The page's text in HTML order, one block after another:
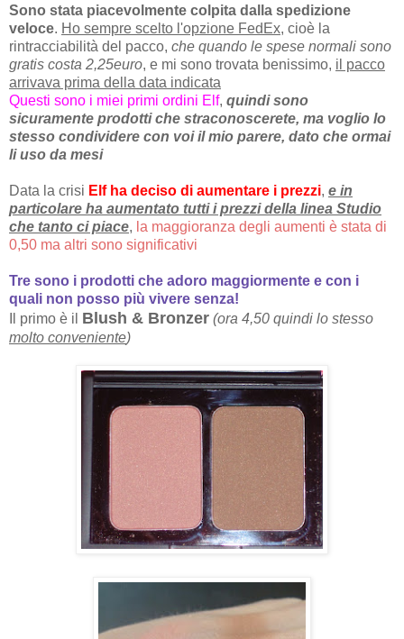
Sono stata piacevolmente colpita dalla spedizione
veloce. Ho sempre scelto l'opzione FedEx, cioè la
rintracciabilità del pacco, che quando le spese normali sono
gratis costa 2,25euro, e mi sono trovata benissimo, il pacco
arrivava prima della data indicata
Questi sono i miei primi ordini Elf, quindi sono
sicuramente prodotti che straconoscerete, ma voglio lo
stesso condividere con voi il mio parere, dato che ormai
li uso da mesi
Data la crisi Elf ha deciso di aumentare i prezzi, e in
particolare ha aumentato tutti i prezzi della linea Studio
che tanto ci piace, la maggioranza degli aumenti è stata di
0,50 ma altri sono significativi
Tre sono i prodotti che adoro maggiormente e con i
quali non posso più vivere senza!
Il primo è il Blush & Bronzer (ora 4,50 quindi lo stesso
molto conveniente)